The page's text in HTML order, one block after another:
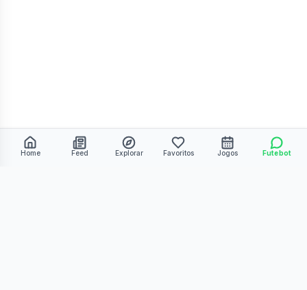
Home Feed Explorar Favoritos Jogos Futebot